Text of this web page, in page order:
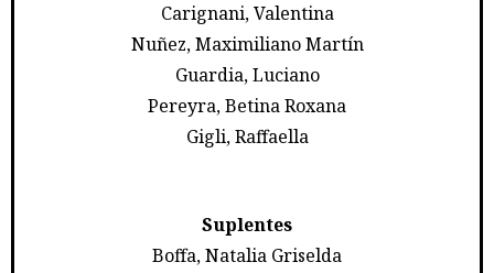
Carignani, Valentina
Nuñez, Maximiliano Martín
Guardia, Luciano
Pereyra, Betina Roxana
Gigli, Raffaella
Suplentes
Boffa, Natalia Griselda